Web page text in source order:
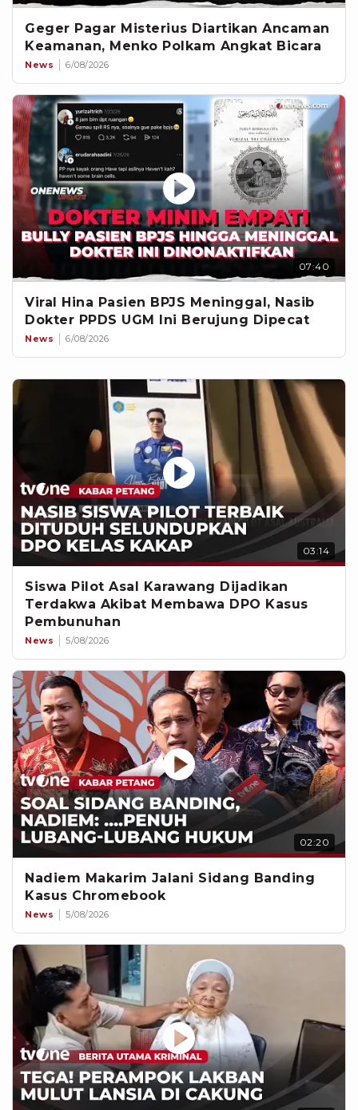
Geger Pagar Misterius Diartikan Ancaman
Keamanan, Menko Polkam Angkat Bicara
News 6/08/2026
07:40
Viral Hina Pasien BPJS Meninggal, Nasib
Dokter PPDS UGM Ini Berujung Dipecat
News 6/08/2026
03:14
Siswa Pilot Asal Karawang Dijadikan
Terdakwa Akibat Membawa DPO Kasus
Pembunuhan
News 5/08/2026
02:20
Nadiem Makarim Jalani Sidang Banding
Kasus Chromebook
News 5/08/2026